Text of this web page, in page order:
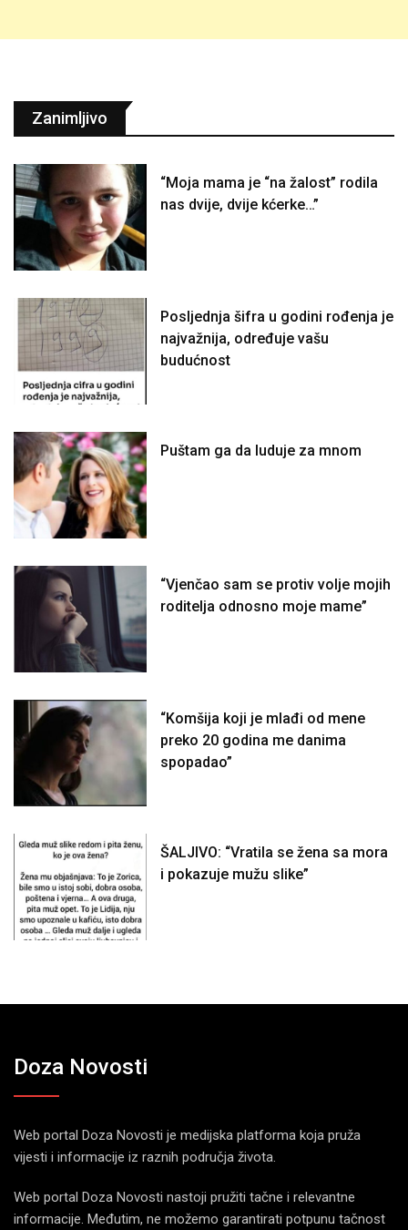
Zanimljivo
“Moja mama je “na žalost” rodila
nas dvije, dvije kćerke…”
Posljednja šifra u godini rođenja je
najvažnija, određuje vašu
budućnost
Puštam ga da luduje za mnom
“Vjenčao sam se protiv volje mojih
roditelja odnosno moje mame”
“Komšija koji je mlađi od mene
preko 20 godina me danima
spopadao”
ŠALJIVO: “Vratila se žena sa mora
i pokazuje mužu slike”
Doza Novosti
Web portal Doza Novosti je medijska platforma koja pruža
vijesti i informacije iz raznih područja života.
Web portal Doza Novosti nastoji pružiti tačne i relevantne
informacije. Međutim, ne možemo garantirati potpunu tačnost